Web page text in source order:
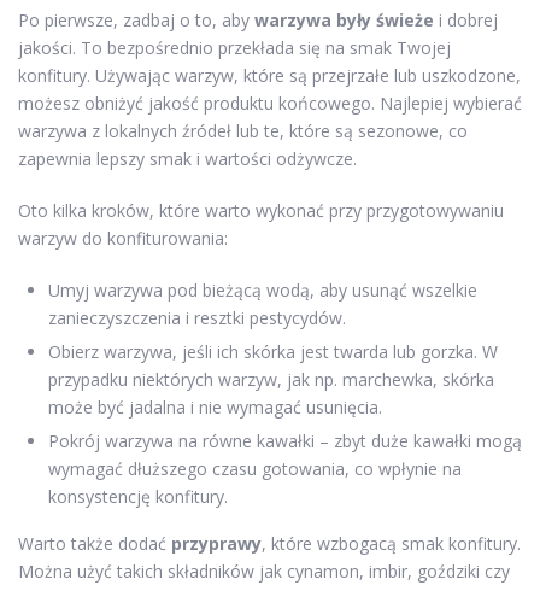
Po pierwsze, zadbaj o to, aby warzywa były świeże i dobrej
jakości. To bezpośrednio przekłada się na smak Twojej
konfitury. Używając warzyw, które są przejrzałe lub uszkodzone,
możesz obniżyć jakość produktu końcowego. Najlepiej wybierać
warzywa z lokalnych źródeł lub te, które są sezonowe, co
zapewnia lepszy smak i wartości odżywcze.
Oto kilka kroków, które warto wykonać przy przygotowywaniu
warzyw do konfiturowania:
Umyj warzywa pod bieżącą wodą, aby usunąć wszelkie
zanieczyszczenia i resztki pestycydów.
Obierz warzywa, jeśli ich skórka jest twarda lub gorzka. W
przypadku niektórych warzyw, jak np. marchewka, skórka
może być jadalna i nie wymagać usunięcia.
Pokrój warzywa na równe kawałki – zbyt duże kawałki mogą
wymagać dłuższego czasu gotowania, co wpłynie na
konsystencję konfitury.
Warto także dodać przyprawy, które wzbogacą smak konfitury.
Można użyć takich składników jak cynamon, imbir, goździki czy